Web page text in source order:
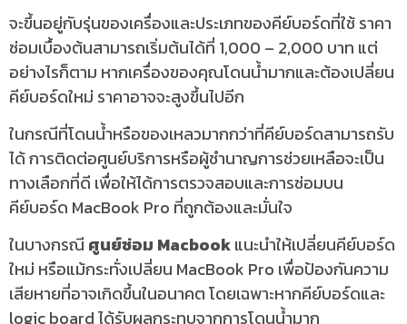
จะขึ้นอยู่กับรุ่นของเครื่องและประเภทของคีย์บอร์ดที่ใช้ ราคา
ซ่อมเบื้องต้นสามารถเริ่มต้นได้ที่ 1,000 – 2,000 บาท แต่
อย่างไรก็ตาม หากเครื่องของคุณโดนน้ำมากและต้องเปลี่ยน
คีย์บอร์ดใหม่ ราคาอาจจะสูงขึ้นไปอีก
ในกรณีที่โดนน้ำหรือของเหลวมากกว่าที่คีย์บอร์ดสามารถรับ
ได้ การติดต่อศูนย์บริการหรือผู้ชำนาญการช่วยเหลือจะเป็น
ทางเลือกที่ดี เพื่อให้ได้การตรวจสอบและการซ่อมบน
คีย์บอร์ด MacBook Pro ที่ถูกต้องและมั่นใจ
ในบางกรณี ศูนย์ซ่อม Macbookแนะนำให้เปลี่ยนคีย์บอร์ด
ใหม่ หรือแม้กระทั่งเปลี่ยน MacBook Pro เพื่อป้องกันความ
เสียหายที่อาจเกิดขึ้นในอนาคต โดยเฉพาะหากคีย์บอร์ดและ
logic board ได้รับผลกระทบจากการโดนน้ำมาก